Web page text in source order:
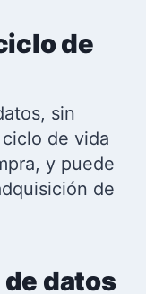
de
sin
de vida
y puede
de
datos